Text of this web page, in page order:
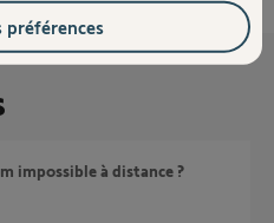
impossible à distance ?
préférences